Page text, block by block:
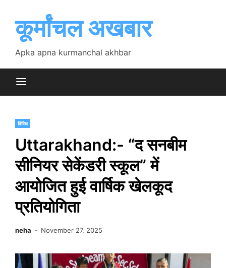
contentकूर्मांचल अखबार
Apka apna kurmanchal akhbar
विविध
Uttarakhand:- “द सनबीम
सीनियर सेकेंडरी स्कूल” में
आयोजित हुई वार्षिक खेलकूद
प्रतियोगिता
neha November 27, 2025